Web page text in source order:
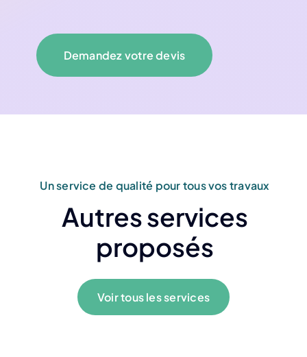
Demandez votre devis
Un service de qualité pour tous vos travaux
Autres services
proposés
Voir tous les services